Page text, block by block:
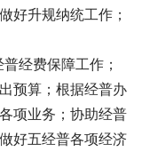
好升规纳统工作；
经费保障工作；
预算；根据经普办
项业务；协助经普
好五经普各项经济